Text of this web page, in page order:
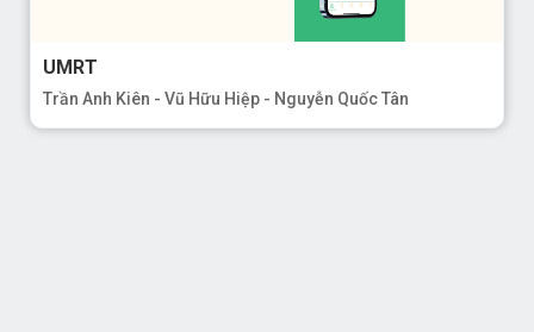
UMRT
Trần Anh Kiên - Vũ Hữu Hiệp - Nguyễn Quốc Tân